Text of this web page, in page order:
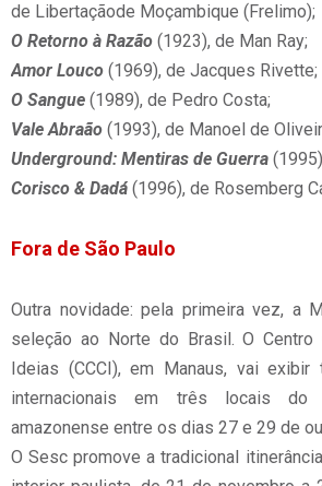
de Libertaçãode Moçambique (Frelimo);
O Retorno à Razão (1923), de Man Ray;
Amor Louco (1969), de Jacques Rivette;
O Sangue (1989), de Pedro Costa;
Vale Abraão (1993), de Manoel de
Underground: Mentiras de Guerra
Corisco & Dadá (1996), de Rosemberg
Fora de São Paulo
Outra novidade: pela primeira vez, a
seleção ao Norte do Brasil. O Centro
Ideias (CCCI), em Manaus, vai
internacionais em três locais do
amazonense entre os dias 27 e 29 de
O Sesc promove a tradicional